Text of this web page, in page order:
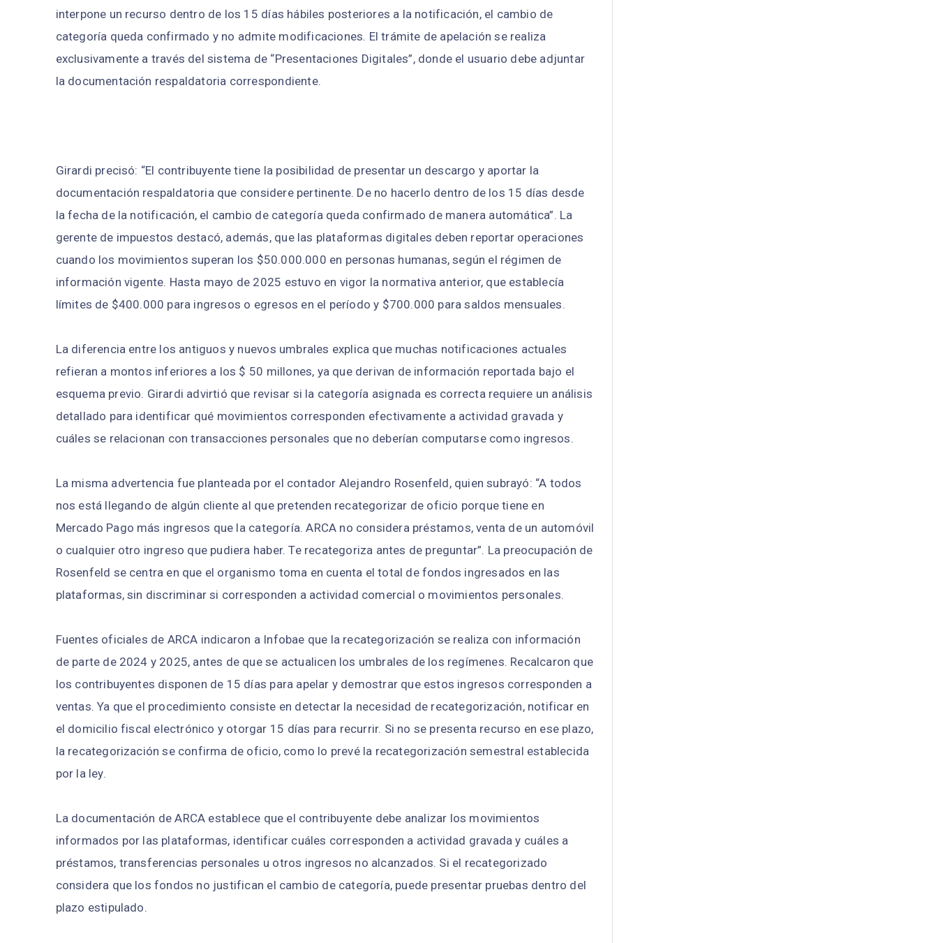
interpone un recurso dentro de los 15 días hábiles posteriores a la notificación, el cambio de
categoría queda confirmado y no admite modificaciones. El trámite de apelación se realiza
exclusivamente a través del sistema de “Presentaciones Digitales”, donde el usuario debe adjuntar
la documentación respaldatoria correspondiente.
Girardi precisó: “El contribuyente tiene la posibilidad de presentar un descargo y aportar la
documentación respaldatoria que considere pertinente. De no hacerlo dentro de los 15 días desde
la fecha de la notificación, el cambio de categoría queda confirmado de manera automática”. La
gerente de impuestos destacó, además, que las plataformas digitales deben reportar operaciones
cuando los movimientos superan los $50.000.000 en personas humanas, según el régimen de
información vigente. Hasta mayo de 2025 estuvo en vigor la normativa anterior, que establecía
límites de $400.000 para ingresos o egresos en el período y $700.000 para saldos mensuales.
La diferencia entre los antiguos y nuevos umbrales explica que muchas notificaciones actuales
refieran a montos inferiores a los $ 50 millones, ya que derivan de información reportada bajo el
esquema previo. Girardi advirtió que revisar si la categoría asignada es correcta requiere un análisis
detallado para identificar qué movimientos corresponden efectivamente a actividad gravada y
cuáles se relacionan con transacciones personales que no deberían computarse como ingresos.
La misma advertencia fue planteada por el contador Alejandro Rosenfeld, quien subrayó: “A todos
nos está llegando de algún cliente al que pretenden recategorizar de oficio porque tiene en
Mercado Pago más ingresos que la categoría. ARCA no considera préstamos, venta de un automóvil
o cualquier otro ingreso que pudiera haber. Te recategoriza antes de preguntar”. La preocupación de
Rosenfeld se centra en que el organismo toma en cuenta el total de fondos ingresados en las
plataformas, sin discriminar si corresponden a actividad comercial o movimientos personales.
Fuentes oficiales de ARCA indicaron a Infobae que la recategorización se realiza con información
de parte de 2024 y 2025, antes de que se actualicen los umbrales de los regímenes. Recalcaron que
los contribuyentes disponen de 15 días para apelar y demostrar que estos ingresos corresponden a
ventas. Ya que el procedimiento consiste en detectar la necesidad de recategorización, notificar en
el domicilio fiscal electrónico y otorgar 15 días para recurrir. Si no se presenta recurso en ese plazo,
la recategorización se confirma de oficio, como lo prevé la recategorización semestral establecida
por la ley.
La documentación de ARCA establece que el contribuyente debe analizar los movimientos
informados por las plataformas, identificar cuáles corresponden a actividad gravada y cuáles a
préstamos, transferencias personales u otros ingresos no alcanzados. Si el recategorizado
considera que los fondos no justifican el cambio de categoría, puede presentar pruebas dentro del
plazo estipulado.